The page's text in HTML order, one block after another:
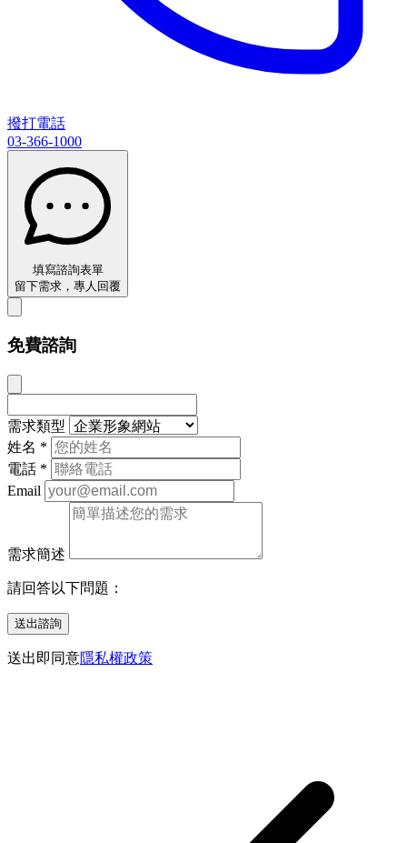
撥打電話
03-366-1000
填寫諮詢表單
留下需求，專人回覆
免費諮詢
需求類型
姓名 *
電話 *
Email
需求簡述
請回答以下問題：
送出諮詢
送出即同意隱私權政策